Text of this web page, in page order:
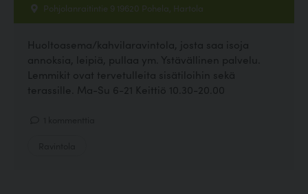
Pohjolanraitintie 9 19620 Pohela, Hartola
Huoltoasema/kahvilaravintola, josta saa isoja
annoksia, leipiä, pullaa ym. Ystävällinen palvelu.
Lemmikit ovat tervetulleita sisätiloihin sekä
terassille. Ma-Su 6-21 Keittiö 10.30-20.00